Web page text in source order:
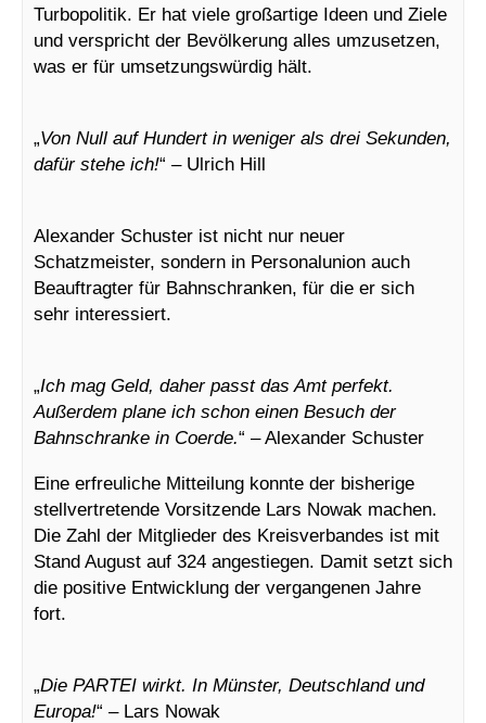
Turbopolitik. Er hat viele großartige Ideen und Ziele
und verspricht der Bevölkerung alles umzusetzen,
was er für umsetzungswürdig hält.
„Von Null auf Hundert in weniger als drei Sekunden,
dafür stehe ich!“ – Ulrich Hill
Alexander Schuster ist nicht nur neuer
Schatzmeister, sondern in Personalunion auch
Beauftragter für Bahnschranken, für die er sich
sehr interessiert.
„Ich mag Geld, daher passt das Amt perfekt.
Außerdem plane ich schon einen Besuch der
Bahnschranke in Coerde.“ – Alexander Schuster
Eine erfreuliche Mitteilung konnte der bisherige
stellvertretende Vorsitzende Lars Nowak machen.
Die Zahl der Mitglieder des Kreisverbandes ist mit
Stand August auf 324 angestiegen. Damit setzt sich
die positive Entwicklung der vergangenen Jahre
fort.
„Die PARTEI wirkt. In Münster, Deutschland und
Europa!“ – Lars Nowak